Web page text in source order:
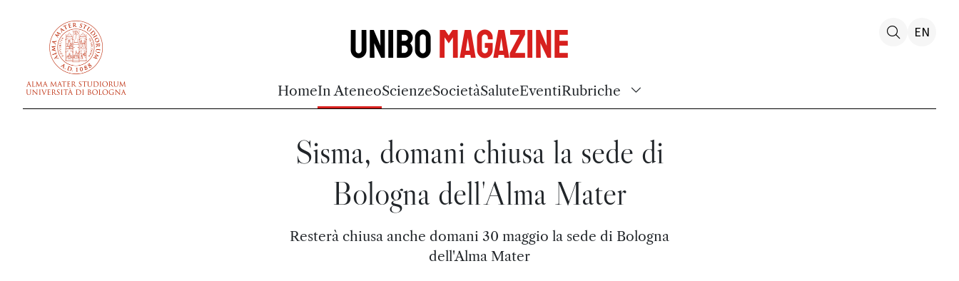
UniboMagazine
HomeIn AteneoScienzeSocietàSaluteEventiRubriche
EN
Sisma, domani chiusa la sede di
Bologna dell'Alma Mater
Resterà chiusa anche domani 30 maggio la sede di Bologna
dell'Alma Mater